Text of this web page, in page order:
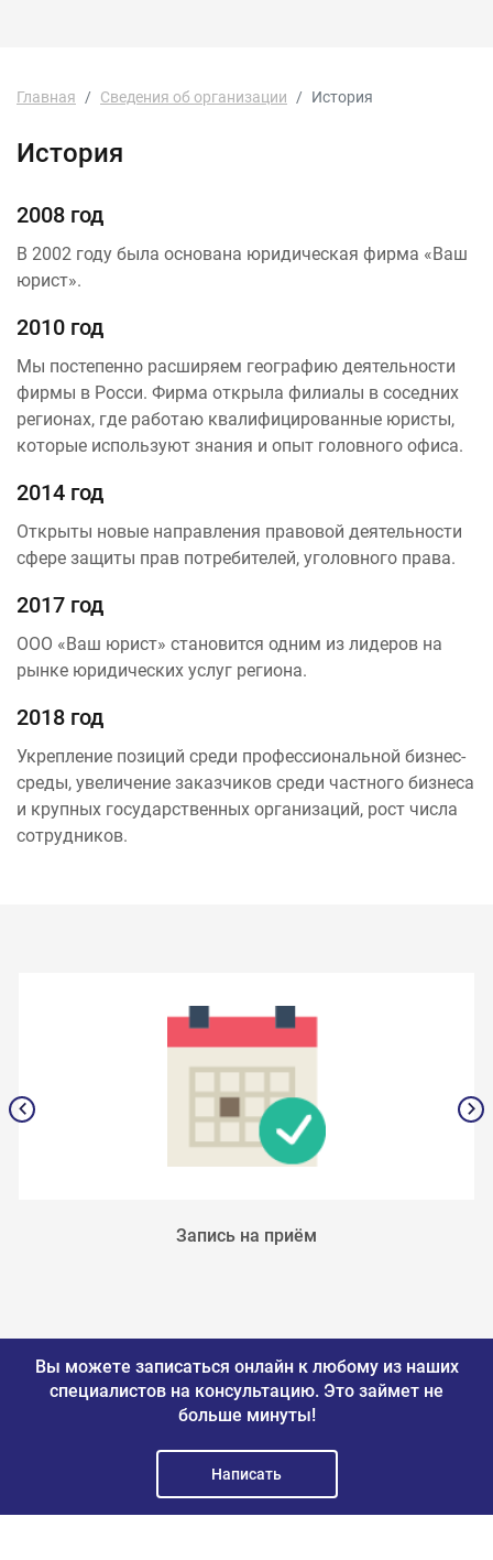
Главная Сведения об организации История
История
2008 год
В 2002 году была основана юридическая фирма «Ваш
юрист».
2010 год
Мы постепенно расширяем географию деятельности
фирмы в Росси. Фирма открыла филиалы в соседних
регионах, где работаю квалифицированные юристы,
которые используют знания и опыт головного офиса.
2014 год
Открыты новые направления правовой деятельности
сфере защиты прав потребителей, уголовного права.
2017 год
ООО «Ваш юрист» становится одним из лидеров на
рынке юридических услуг региона.
2018 год
Укрепление позиций среди профессиональной бизнес-
среды, увеличение заказчиков среди частного бизнеса
и крупных государственных организаций, рост числа
сотрудников.
Запись на приём
Вы можете записаться онлайн к любому из наших
специалистов на консультацию. Это займет не
больше минуты!
Написать